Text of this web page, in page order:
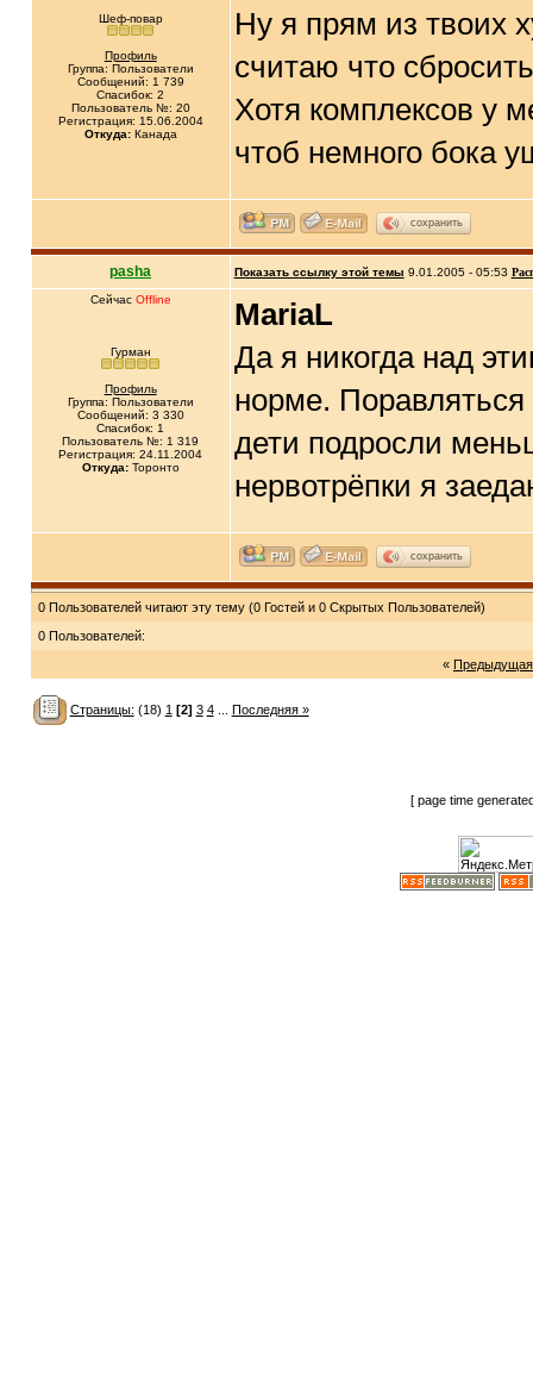
Шеф-повар
Профиль
Группа: Пользователи
Сообщений: 1 739
Спасибок: 2
Пользователь №: 20
Регистрация: 15.06.2004
Откуда:Канада
Ну я прям из твоих
считаю что
Хотя комплексов у
чтоб немного бока
сохранить
pasha Показать ссылку этой темы 9.01.2005 - 05:53
Сейчас Offline
Гурман
Профиль
Группа: Пользователи
Сообщений: 3 330
Спасибок: 1
Пользователь №: 1 319
Регистрация: 24.11.2004
Откуда:Торонто
MariaL
Да я никогда над
норме.
дети подросли
нервотрёпки я
сохранить
0 Пользователей читают эту тему (0 Гостей и 0 Скрытых Пользователей)
0 Пользователей:
«
Страницы: (18) 1 [2] 3 4... Последняя »
[ page time